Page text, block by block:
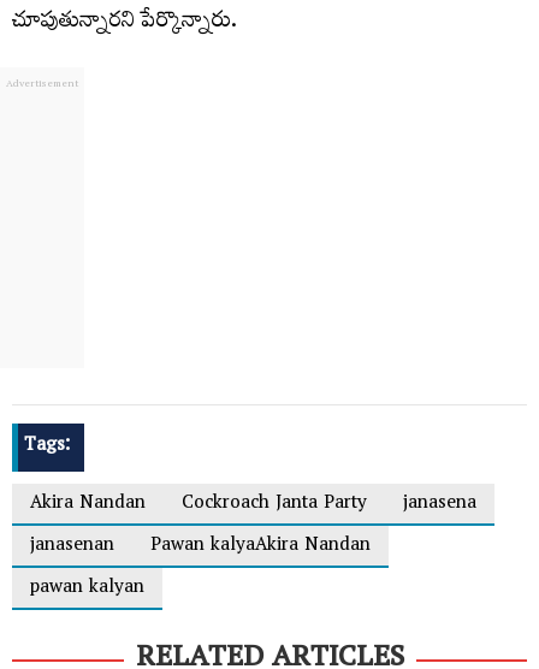
చూపుతున్నారని పేర్కొన్నారు.
Tags:
Akira Nandan
Cockroach Janta Party
janasena
janasenan
Pawan kalyaAkira Nandan
pawan kalyan